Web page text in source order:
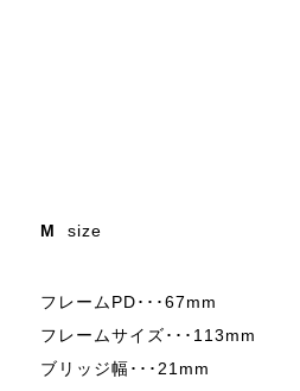
M size
フレームPD･･･67mm
フレームサイズ･･･113mm
ブリッジ幅･･･21mm